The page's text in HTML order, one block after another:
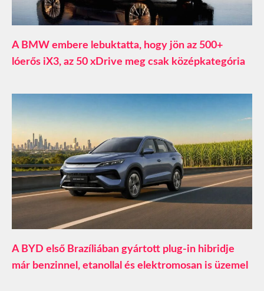
A BMW embere lebuktatta, hogy jön az 500+
lóerős iX3, az 50 xDrive meg csak középkategória
A BYD első Brazíliában gyártott plug-in hibridje
már benzinnel, etanollal és elektromosan is üzemel